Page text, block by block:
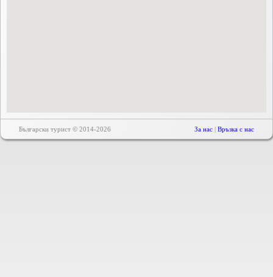
Български турист © 2014-2026 За нас | Връзка с нас